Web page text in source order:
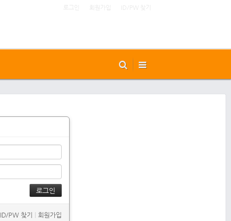
로그인 회원가입 ID/PW 찾기
ID/PW 찾기 회원가입